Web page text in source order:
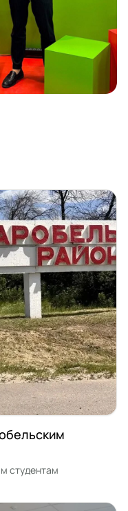
студентам